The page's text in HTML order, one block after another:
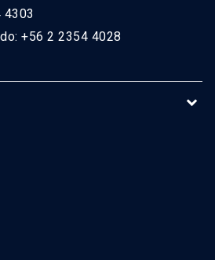
4303
+56 2 2354 4028